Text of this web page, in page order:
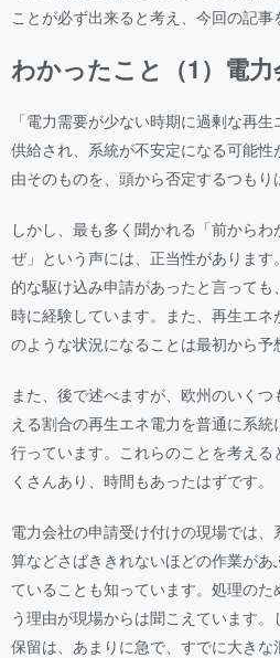
ことが必ず出来ると考え、今回の記事
わかったこと（1）電
「電力需要が少ない時期に過剰な再
供給され、系統が不安定になる可能
由そのものを、頭から否定するつもり
しかし、最も多く聞かれる「前から
ぜ」という声には、正当性がありま
的な駆け込み申請があったと言って
時に経験しています。また、再生エネ
のような状況になることは最初から予
また、後で述べますが、欧州のいく
える割合の再生エネ電力を普通に系
行っています。これらのことを考え
くさんあり、時間もあったはずです。
電力会社の申請受け付けの現場では
算などさばききれないほどの作業が
ていることも知っています。処理の
う理由が現場からは聞こえています
保留は、あまりに急で、すでに大き